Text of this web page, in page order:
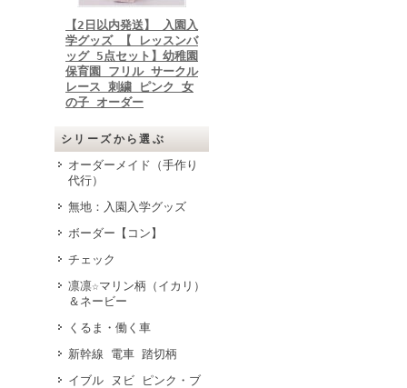
【2日以内発送】 入園入
学グッズ 【 レッスンバ
ッグ 5点セット】幼稚園
保育園 フリル サークル
レース 刺繍 ピンク 女
の子 オーダー
シリーズから選ぶ
オーダーメイド（手作り
代行）
無地：入園入学グッズ
ボーダー【コン】
チェック
凛凛☆マリン柄（イカリ）
＆ネービー
くるま・働く車
新幹線 電車 踏切柄
イブル ヌビ ピンク・ブ